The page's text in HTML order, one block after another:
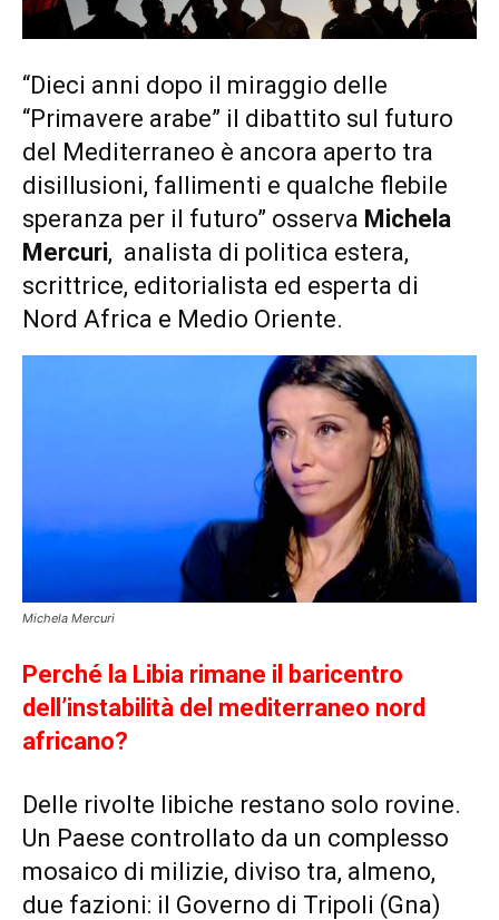
“Dieci anni dopo il miraggio delle
“Primavere arabe” il dibattito sul futuro
del Mediterraneo è ancora aperto tra
disillusioni, fallimenti e qualche flebile
speranza per il futuro” osserva Michela
Mercuri, analista di politica estera,
scrittrice, editorialista ed esperta di
Nord Africa e Medio Oriente.
Michela Mercuri
Perché la Libia rimane il baricentro
dell’instabilità del mediterraneo nord
africano?
Delle rivolte libiche restano solo rovine.
Un Paese controllato da un complesso
mosaico di milizie, diviso tra, almeno,
due fazioni: il Governo di Tripoli (Gna)